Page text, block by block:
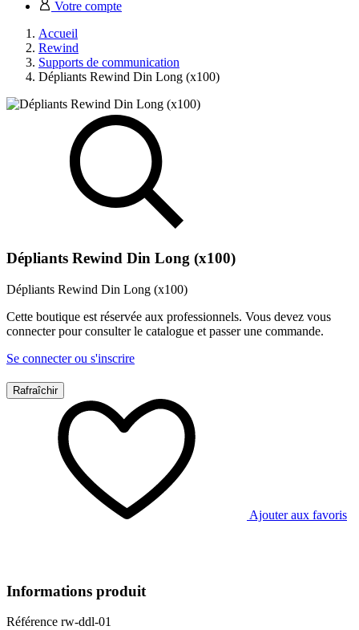
Votre compte
Accueil
Rewind
Supports de communication
Dépliants Rewind Din Long (x100)
Dépliants Rewind Din Long (x100)
Dépliants Rewind Din Long (x100)
Cette boutique est réservée aux professionnels. Vous devez vous
connecter pour consulter le catalogue et passer une commande.
Se connecter ou s'inscrire
Ajouter aux favoris
Informations produit
Référence rw-ddl-01